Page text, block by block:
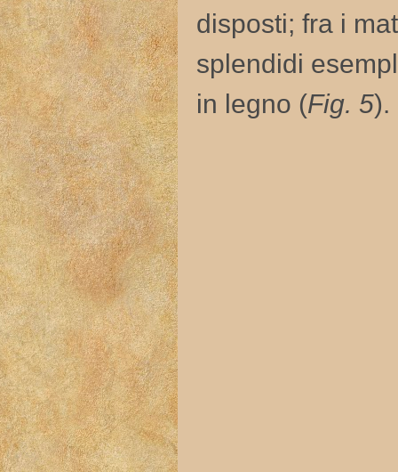
disposti; fra i
splendidi
in legno (Fig. 5).